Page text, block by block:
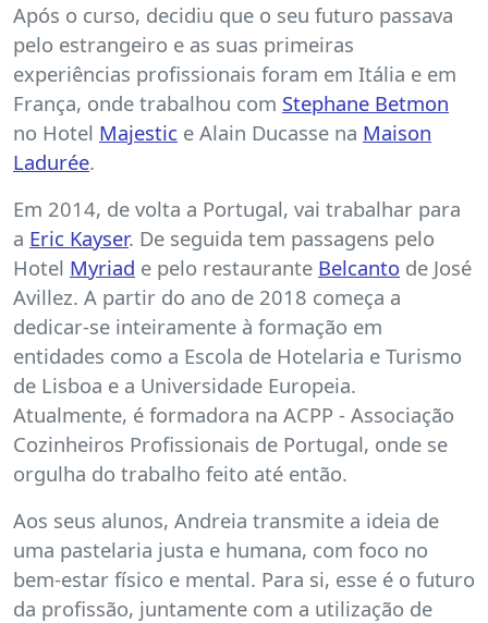
Após o curso, decidiu que o seu futuro passava
pelo estrangeiro e as suas primeiras
experiências profissionais foram em Itália e em
França, onde trabalhou com Stephane Betmon
no Hotel Majestic e Alain Ducasse na Maison
Ladurée.
Em 2014, de volta a Portugal, vai trabalhar para
a Eric Kayser. De seguida tem passagens pelo
Hotel Myriad e pelo restaurante Belcanto de José
Avillez. A partir do ano de 2018 começa a
dedicar-se inteiramente à formação em
entidades como a Escola de Hotelaria e Turismo
de Lisboa e a Universidade Europeia.
Atualmente, é formadora na ACPP - Associação
Cozinheiros Profissionais de Portugal, onde se
orgulha do trabalho feito até então.
Aos seus alunos, Andreia transmite a ideia de
uma pastelaria justa e humana, com foco no
bem-estar físico e mental. Para si, esse é o futuro
da profissão, juntamente com a utilização de